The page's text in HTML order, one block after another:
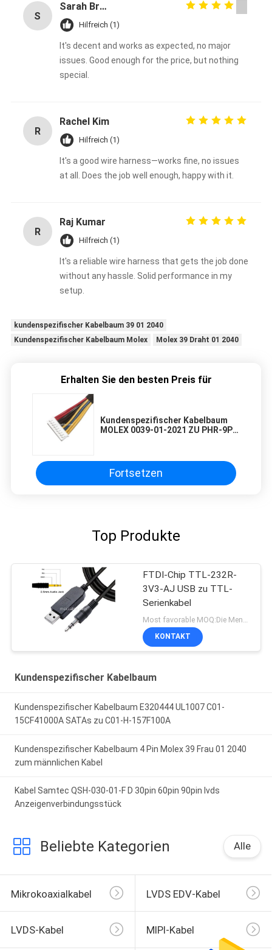
S
Sarah Brown
Hilfreich (1)
It's decent and works as expected, no major
issues. Good enough for the price, but nothing
special.
R
Rachel Kim
Hilfreich (1)
It's a good wire harness—works fine, no issues
at all. Does the job well enough, happy with it.
R
Raj Kumar
Hilfreich (1)
It's a reliable wire harness that gets the job done
without any hassle. Solid performance in my
setup.
kundenspezifischer Kabelbaum 39 01 2040
Kundenspezifischer Kabelbaum Molex
Molex 39 Draht 01 2040
Erhalten Sie den besten Preis für
Kundenspezifischer Kabelbaum
MOLEX 0039-01-2021 ZU PHR-9P
Fortsetzen
Top Produkte
FTDI-Chip TTL-232R-
3V3-AJ USB zu TTL-
Serienkabel
KONTAKT
Kundenspezifischer Kabelbaum
Kundenspezifischer Kabelbaum E320444 UL1007 C01-
15CF41000A SATAs zu C01-H-157F100A
Kundenspezifischer Kabelbaum 4 Pin Molex 39 Frau 01 2040
zum männlichen Kabel
Kabel Samtec QSH-030-01-F D 30pin 60pin 90pin lvds
Anzeigenverbindungsstück
Beliebte Kategorien Alle
Mikrokoaxialkabel LVDS EDV-Kabel
LVDS-Kabel MIPI-Kabel